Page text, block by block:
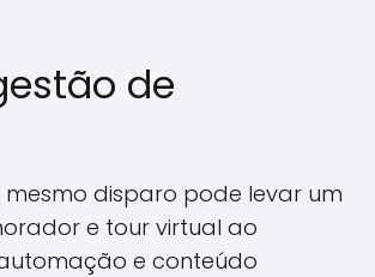
de
disparo pode levar um
e tour virtual ao
e conteúdo